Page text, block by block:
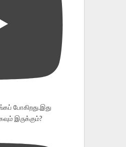
போகிறது.இது
இருக்கும்?